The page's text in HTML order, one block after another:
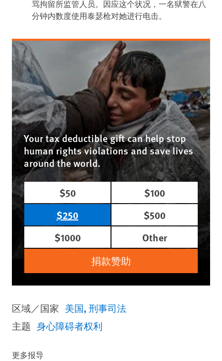
骂拘留所监管人员。因应这个状况，一名狱警在八
分钟内数度使用泰瑟枪对她进行电击。
Your tax deductible gift can help stop
human rights violations and save lives
around the world.
$50
$100
$250
$500
$1000
Other
捐款赞助
区域／国家 美国 刑事司法
主题 身心障碍者权利
更多报导